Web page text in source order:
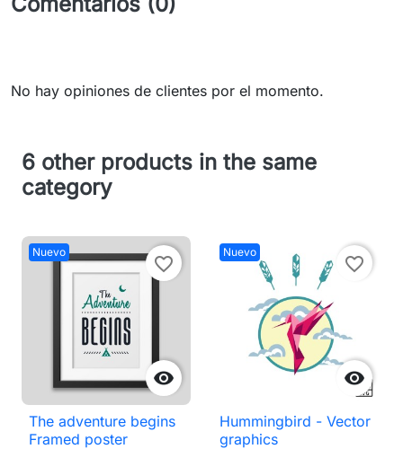
No hay opiniones de clientes por el momento.
6 other products in the same
category
Nuevo

favorite_border
The adventure begins
Framed poster
Nuevo

favorite_border
Hummingbird - Vector
graphics